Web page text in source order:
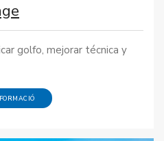
golfo, mejorar técnica y